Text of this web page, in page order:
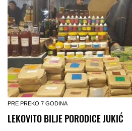
PRE PREKO 7 GODINA
LEKOVITO BILJE PORODICE JUKIĆ